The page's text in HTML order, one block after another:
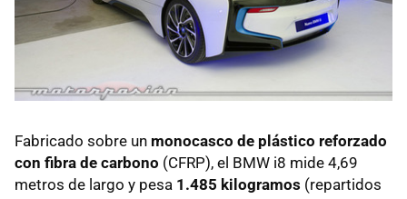
Fabricado sobre un monocasco de plástico reforzado
con fibra de carbono (CFRP), el BMW i8 mide 4,69
metros de largo y pesa 1.485 kilogramos (repartidos